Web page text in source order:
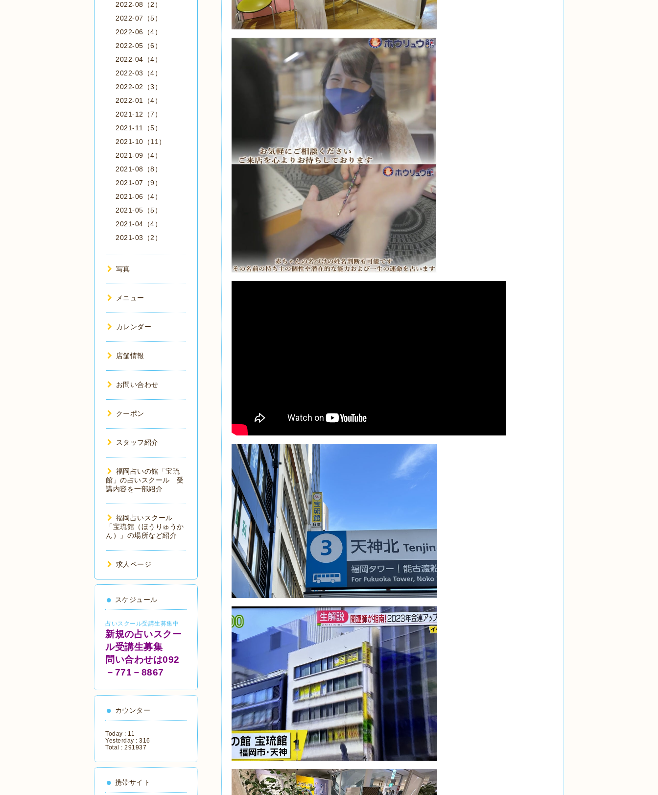
2022-08（2）
2022-07（5）
2022-06（4）
2022-05（6）
2022-04（4）
2022-03（4）
2022-02（3）
2022-01（4）
2021-12（7）
2021-11（5）
2021-10（11）
2021-09（4）
2021-08（8）
2021-07（9）
2021-06（4）
2021-05（5）
2021-04（4）
2021-03（2）
写真
メニュー
カレンダー
店舗情報
お問い合わせ
クーポン
スタッフ紹介
福岡占いの館「宝琉
館」の占いスクール 受
講内容を一部紹介
福岡占いスクール
「宝琉館（ほうりゅうか
ん）」の場所など紹介
求人ページ
スケジュール
占いスクール受講生募集中
新規の占いスクー
ル受講生募集
問い合わせは092
－771－8867
カウンター
Today : 11
Yesterday : 316
Total : 291937
携帯サイト